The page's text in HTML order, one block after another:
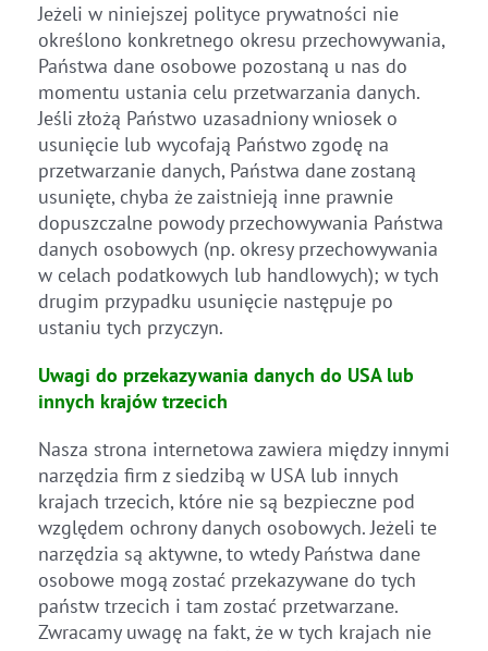
Jeżeli w niniejszej polityce prywatności nie
określono konkretnego okresu przechowywania,
Państwa dane osobowe pozostaną u nas do
momentu ustania celu przetwarzania danych.
Jeśli złożą Państwo uzasadniony wniosek o
usunięcie lub wycofają Państwo zgodę na
przetwarzanie danych, Państwa dane zostaną
usunięte, chyba że zaistnieją inne prawnie
dopuszczalne powody przechowywania Państwa
danych osobowych (np. okresy przechowywania
w celach podatkowych lub handlowych); w tych
drugim przypadku usunięcie następuje po
ustaniu tych przyczyn.
Uwagi do przekazywania danych do USA lub
innych krajów trzecich
Nasza strona internetowa zawiera między innymi
narzędzia firm z siedzibą w USA lub innych
krajach trzecich, które nie są bezpieczne pod
względem ochrony danych osobowych. Jeżeli te
narzędzia są aktywne, to wtedy Państwa dane
osobowe mogą zostać przekazywane do tych
państw trzecich i tam zostać przetwarzane.
Zwracamy uwagę na fakt, że w tych krajach nie